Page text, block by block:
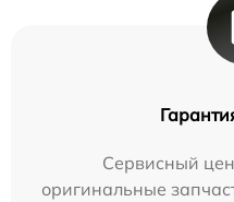
Сервисный
оригинальные